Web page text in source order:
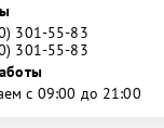
301-55-83
301-55-83
с 09:00 до 21:00